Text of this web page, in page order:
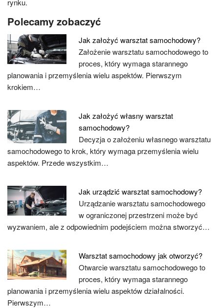
rynku.
Polecamy zobaczyć
Jak założyć warsztat samochodowy?
Założenie warsztatu samochodowego to
proces, który wymaga starannego
planowania i przemyślenia wielu aspektów. Pierwszym
krokiem…
Jak założyć własny warsztat
samochodowy?
Decyzja o założeniu własnego warsztatu
samochodowego to krok, który wymaga przemyślenia wielu
aspektów. Przede wszystkim…
Jak urządzić warsztat samochodowy?
Urządzanie warsztatu samochodowego
w ograniczonej przestrzeni może być
wyzwaniem, ale z odpowiednim podejściem można stworzyć…
Warsztat samochodowy jak otworzyć?
Otwarcie warsztatu samochodowego to
proces, który wymaga starannego
planowania i przemyślenia wielu aspektów działalności.
Pierwszym…